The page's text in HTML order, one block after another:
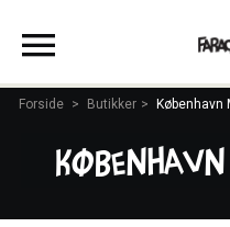
Forside > Butikker >